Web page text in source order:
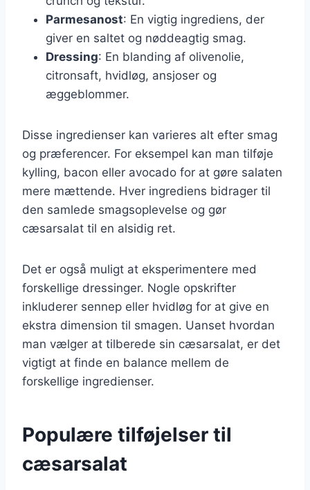
Parmesanost: En vigtig ingrediens, der
giver en saltet og nøddeagtig smag.
Dressing: En blanding af olivenolie,
citronsaft, hvidløg, ansjoser og
æggeblommer.
Disse ingredienser kan varieres alt efter smag
og præferencer. For eksempel kan man tilføje
kylling, bacon eller avocado for at gøre salaten
mere mættende. Hver ingrediens bidrager til
den samlede smagsoplevelse og gør
cæsarsalat til en alsidig ret.
Det er også muligt at eksperimentere med
forskellige dressinger. Nogle opskrifter
inkluderer sennep eller hvidløg for at give en
ekstra dimension til smagen. Uanset hvordan
man vælger at tilberede sin cæsarsalat, er det
vigtigt at finde en balance mellem de
forskellige ingredienser.
Populære tilføjelser til
cæsarsalat